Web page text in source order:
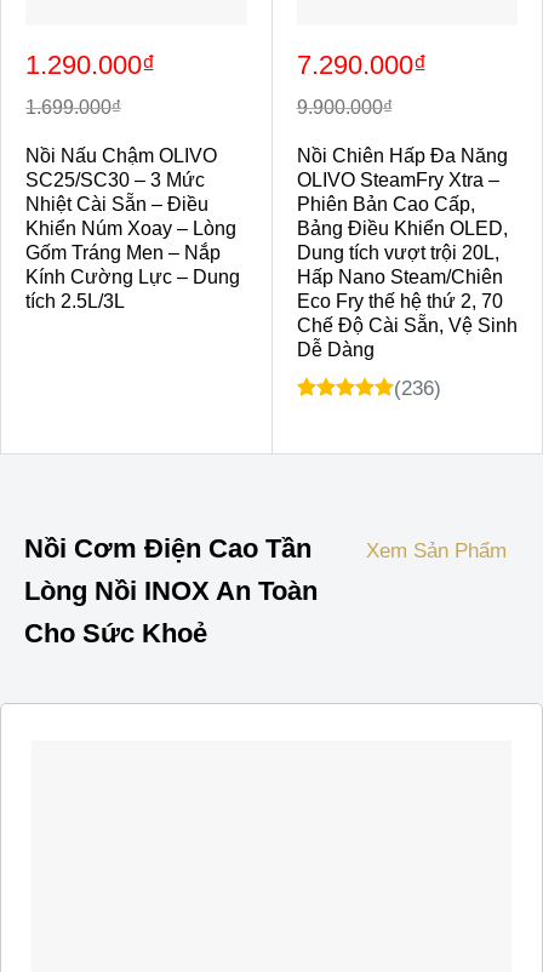
1.699.000₫
Giá
gốc
1.699.000₫.
1.290.000₫
Giá
hiện
là:
1.290.000₫.
Nồi Nấu Chậm OLIVO
SC25/SC30 – 3 Mức
Nhiệt Cài Sẵn – Điều
Khiển Núm Xoay – Lòng
Gốm Tráng Men – Nắp
Kính Cường Lực – Dung
tích 2.5L/3L
9.900.000₫
Giá
gốc
9.900.000₫.
7.290.000₫
Giá
hiện
là:
7.290.000₫.
Nồi Chiên Hấp Đa Năng
OLIVO SteamFry Xtra –
Phiên Bản Cao Cấp,
Bảng Điều Khiển OLED,
Dung tích vượt trội 20L,
Hấp Nano Steam/Chiên
Eco Fry thế hệ thứ 2, 70
Chế Độ Cài Sẵn, Vệ Sinh
Dễ Dàng
đánh giá
(236)
Nồi Cơm Điện Cao Tần
Lòng Nồi INOX An Toàn
Cho Sức Khoẻ
Xem Sản Phẩm